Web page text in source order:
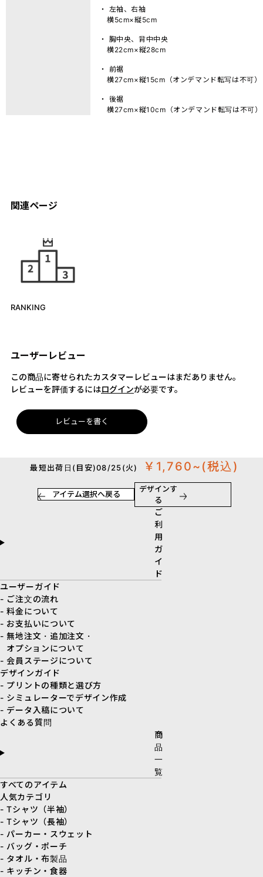
・ 左袖、右袖
横5cm×縦5cm
・ 胸中央、背中中央
横22cm×縦28cm
・ 前裾
横27cm×縦15cm（オンデマンド転写は不可）
・ 後裾
横27cm×縦10cm（オンデマンド転写は不可）
関連ページ
RANKING
ユーザーレビュー
この商品に寄せられたカスタマーレビューはまだありません。
レビューを評価するにはログインが必要です。
レビューを書く
最短出荷日(目安)08/25(火) ￥1,760~ (税込)
アイテム選択へ戻る
デザインす
る
ご
利
用
ガ
イ
ド
ユーザーガイド
- ご注文の流れ
- 料金について
- お支払いについて
- 無地注文・追加注文・
オプションについて
- 会員ステージについて
デザインガイド
- プリントの種類と選び方
- シミュレーターでデザイン作成
- データ入稿について
よくある質問
商
品
一
覧
すべてのアイテム
人気カテゴリ
- Tシャツ（半袖）
- Tシャツ（長袖）
- パーカー・スウェット
- バッグ・ポーチ
- タオル・布製品
- キッチン・食器